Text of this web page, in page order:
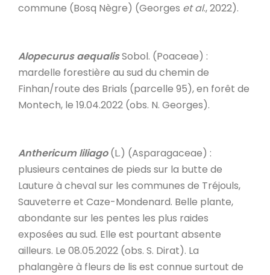
commune (Bosq Nègre) (Georges et al., 2022).
Alopecurus aequalisSobol. (Poaceae) :
mardelle forestière au sud du chemin de
Finhan/route des Brials (parcelle 95), en forêt de
Montech, le 19.04.2022 (obs. N. Georges).
Anthericum liliago(L.) (Asparagaceae) :
plusieurs centaines de pieds sur la butte de
Lauture à cheval sur les communes de Tréjouls,
Sauveterre et Caze-Mondenard. Belle plante,
abondante sur les pentes les plus raides
exposées au sud. Elle est pourtant absente
ailleurs. Le 08.05.2022 (obs. S. Dirat). La
phalangère à fleurs de lis est connue surtout de